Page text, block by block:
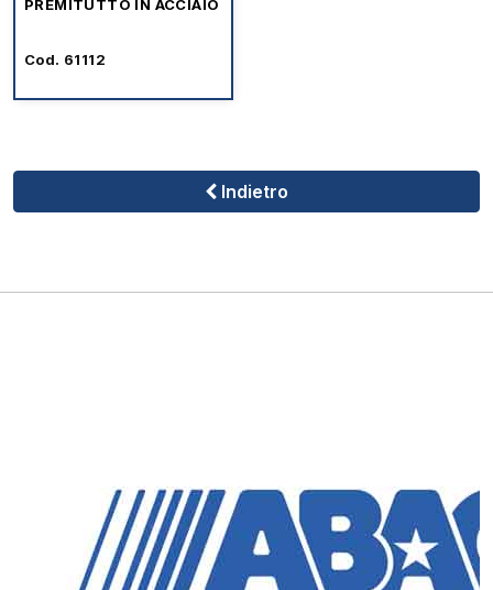
Indietro
PREMITUTTO IN ACCIAIO
Cod. 61112